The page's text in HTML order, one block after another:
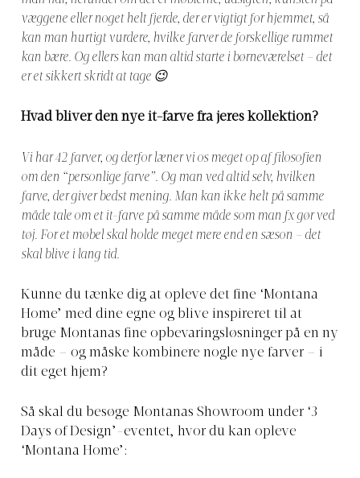
væggene eller noget helt fjerde, der er vigtigt for hjemmet, så
kan man hurtigt vurdere, hvilke farver de forskellige rummet
kan bære. Og ellers kan man altid starte i børneværelset – det
er et sikkert skridt at tage 😉
Hvad bliver den nye it-farve fra jeres kollektion?
Vi har 42 farver, og derfor læner vi os meget op af filosofien
om den “personlige farve”. Og man ved altid selv, hvilken
farve, der giver bedst mening. Man kan ikke helt på samme
måde tale om et it-farve på samme måde som man fx gør ved
tøj. For et møbel skal holde meget mere end en sæson – det
skal blive i lang tid.
Kunne du tænke dig at opleve det fine ‘Montana
Home’ med dine egne og blive inspireret til at
bruge Montanas fine opbevaringsløsninger på en ny
måde – og måske kombinere nogle nye farver – i
dit eget hjem?
Så skal du besøge Montanas Showroom under ‘3
Days of Design’-eventet, hvor du kan opleve
‘Montana Home’: